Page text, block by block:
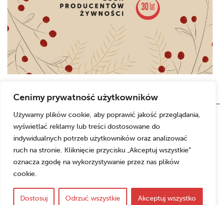
Cenimy prywatność użytkowników
Używamy plików cookie, aby poprawić jakość przeglądania,
wyświetlać reklamy lub treści dostosowane do
indywidualnych potrzeb użytkowników oraz analizować
ruch na stronie. Kliknięcie przycisku „Akceptuj wszystkie”
oznacza zgodę na wykorzystywanie przez nas plików
cookie.
Dostosuj Odrzuć wszystkie Akceptuj wszystko
w Katowicach